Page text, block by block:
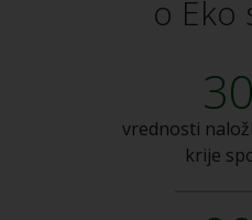
o Eko
vrednosti
krije